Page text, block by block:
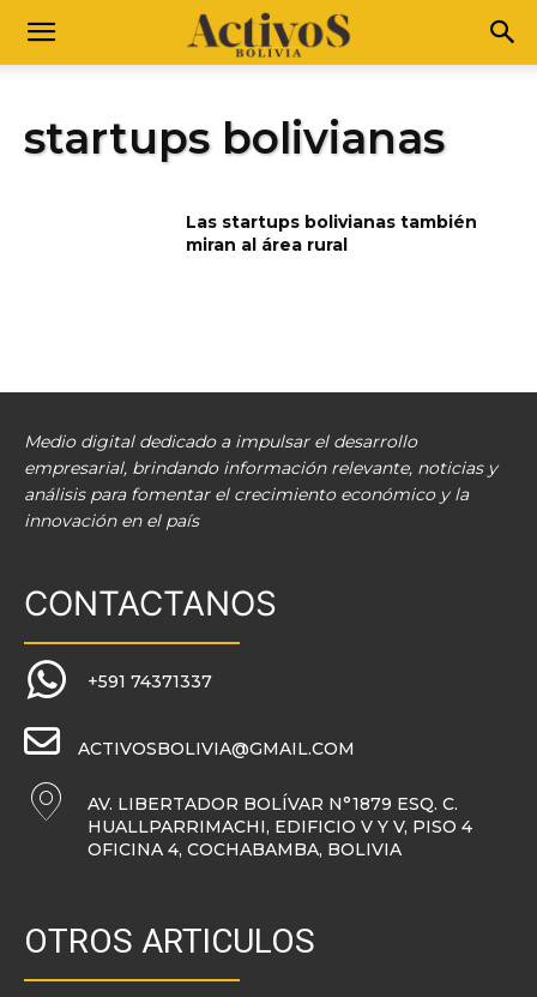
startups bolivianas
Las startups bolivianas también
miran al área rural
Medio digital dedicado a impulsar el desarrollo
empresarial, brindando información relevante, noticias y
análisis para fomentar el crecimiento económico y la
innovación en el país
CONTACTANOS
+591 74371337
ACTIVOSBOLIVIA@GMAIL.COM
AV. LIBERTADOR BOLÍVAR N°1879 ESQ. C.
HUALLPARRIMACHI, EDIFICIO V Y V, PISO 4
OFICINA 4, COCHABAMBA, BOLIVIA
OTROS ARTICULOS